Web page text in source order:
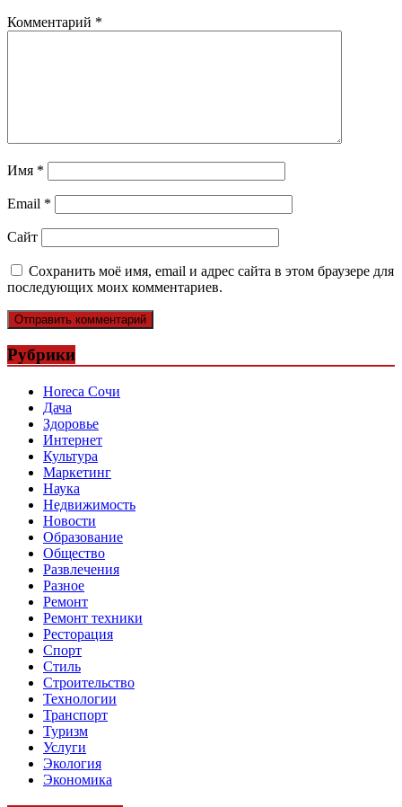
Комментарий *
Имя *
Email *
Сайт
Сохранить моё имя, email и адрес сайта в этом браузере для
последующих моих комментариев.
Рубрики
Horeca Сочи
Дача
Здоровье
Интернет
Культура
Маркетинг
Наука
Недвижимость
Новости
Образование
Общество
Развлечения
Разное
Ремонт
Ремонт техники
Ресторация
Спорт
Стиль
Строительство
Технологии
Транспорт
Туризм
Услуги
Экология
Экономика